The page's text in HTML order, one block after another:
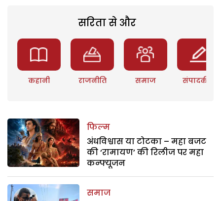
सरिता से और
कहानी राजनीति समाज संपादकीय
फिल्म
अंधविश्वास या टोटका – महा बजट
की ‘रामायण’ की रिलीज पर महा
कन्फ्यूजन
समाज